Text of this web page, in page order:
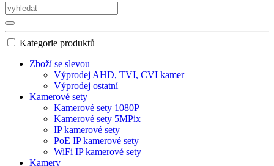
Kategorie produktů
Zboží se slevou
Výprodej AHD, TVI, CVI kamer
Výprodej ostatní
Kamerové sety
Kamerové sety 1080P
Kamerové sety 5MPix
IP kamerové sety
PoE IP kamerové sety
WiFi IP kamerové sety
Kamery